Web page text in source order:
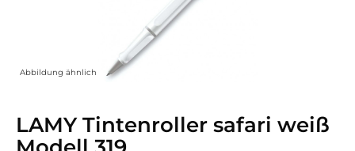
Abbildung ähnlich
LAMY Tintenroller safari weiß